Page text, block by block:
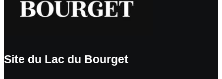
Site du Lac du Bourget